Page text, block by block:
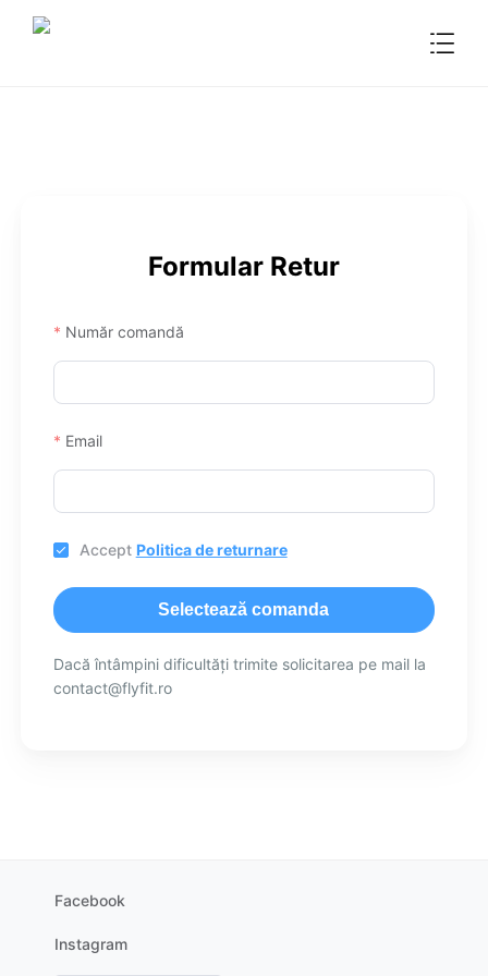

Formular Retur
Număr comandă
Email
Accept Politica de returnare
Selectează comanda
Dacă întâmpini dificultăți trimite solicitarea pe mail la
contact@flyfit.ro
Facebook
Instagram